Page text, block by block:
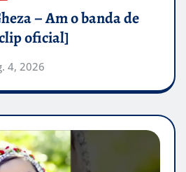
– Am o banda de
oficial]
4, 2026